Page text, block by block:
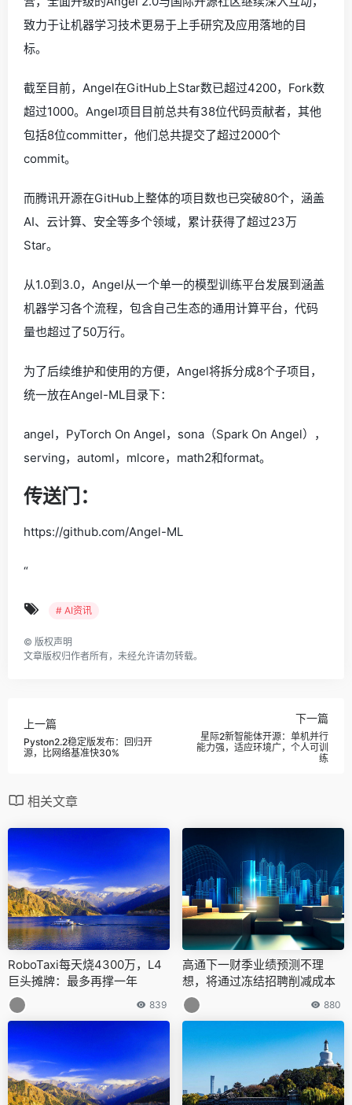
致力于让机器学习技术更易于上手研究及应用落地的目
标。
截至目前，Angel在GitHub上Star数已超过4200，Fork数
超过1000。Angel项目目前总共有38位代码贡献者，其他
包括8位committer，他们总共提交了超过2000个
commit。
而腾讯开源在GitHub上整体的项目数也已突破80个，涵盖
AI、云计算、安全等多个领域，累计获得了超过23万
Star。
从1.0到3.0，Angel从一个单一的模型训练平台发展到涵盖
机器学习各个流程，包含自己生态的通用计算平台，代码
量也超过了50万行。
为了后续维护和使用的方便，Angel将拆分成8个子项目，
统一放在Angel-ML目录下：
angel，PyTorch On Angel，sona（Spark On Angel），
serving，automl，mlcore，math2和format。
传送门：
https://github.com/Angel-ML
“
# AI资讯
© 版权声明
文章版权归作者所有，未经允许请勿转载。
上一篇
Pyston2.2稳定版发布：回归开
源，比网络基准快30%
下一篇
星际2新智能体开源：单机并行
能力强，适应环境广，个人可训
练
相关文章
RoboTaxi每天烧4300万，L4
巨头摊牌：最多再撑一年
839
高通下一财季业绩预测不理
想，将通过冻结招聘削减成本
880